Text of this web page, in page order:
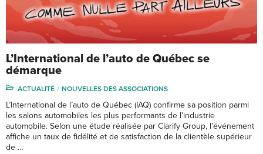
L’International de l’auto de Québec se
démarque
ACTUALITÉ NOUVELLES DES ASSOCIATIONS
L’International de l’auto de Québec (IAQ) confirme sa position parmi
les salons automobiles les plus performants de l’industrie
automobile. Selon une étude réalisée par Clarify Group, l’événement
affiche un taux de fidélité et de satisfaction de la clientèle supérieur
de …